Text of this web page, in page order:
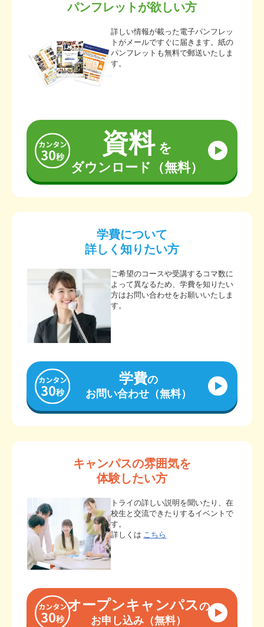
パンフレットが欲しい方
詳しい情報が載った電子パンフレッ
トがメールですぐに届きます。紙の
パンフレットも無料で郵送いたしま
す。
資料を
ダウンロード（無料）
学費について
詳しく知りたい方
ご希望のコースや受講するコマ数に
よって異なるため、学費を知りたい
方はお問い合わせをお願いいたしま
す。
学費の
お問い合わせ（無料）
キャンパスの雰囲気を
体験したい方
トライの詳しい説明を聞いたり、在
校生と交流できたりするイベントで
す。
詳しくは こちら
オープンキャンパスの
お申し込み（無料）